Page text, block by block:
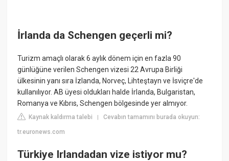
İrlanda da Schengen geçerli mi?
Turizm amaçlı olarak 6 aylık dönem için en fazla 90
günlüğüne verilen Schengen vizesi 22 Avrupa Birliği
ülkesinin yanı sıra İzlanda, Norveç, Lihteştayn ve İsviçre'de
kullanılıyor. AB üyesi oldukları halde İrlanda, Bulgaristan,
Romanya ve Kıbrıs, Schengen bölgesinde yer almıyor.
Kaynak kaldırma talebi |Cevabın tamamını burada okuyun:
tr.euronews.com
Türkiye Irlandadan vize istiyor mu?